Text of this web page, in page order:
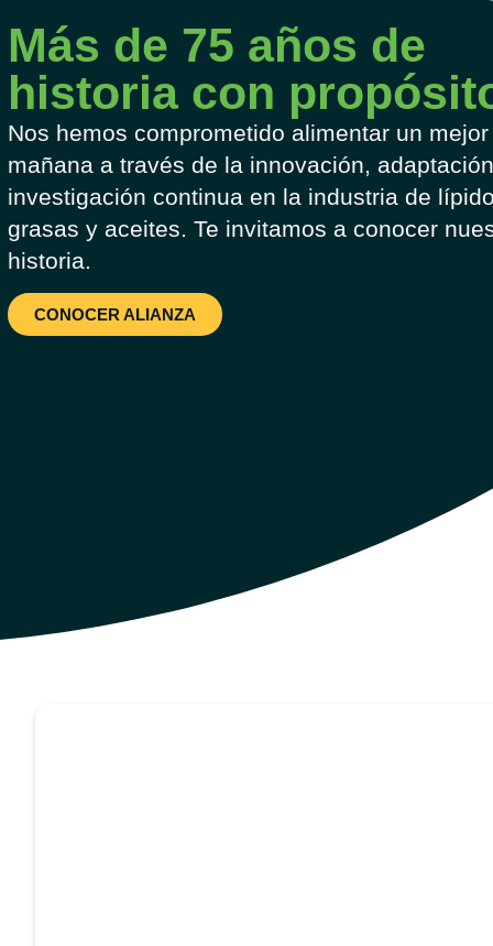
Más de 75 años de
historia con
Nos hemos comprometido alimentar un mejor
mañana a través de la innovación,
investigación continua en la industria de
grasas y aceites. Te invitamos a conocer
historia.
CONOCER ALIANZA